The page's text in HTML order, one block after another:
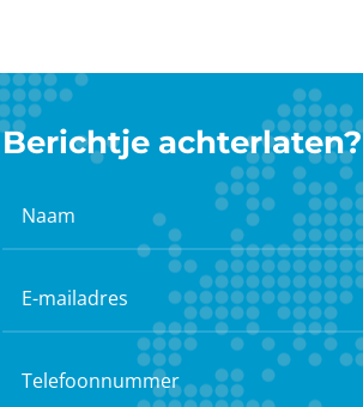
Berichtje achterlaten?